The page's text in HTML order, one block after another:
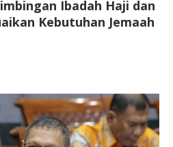
Ibadah Haji dan
Kebutuhan Jemaah